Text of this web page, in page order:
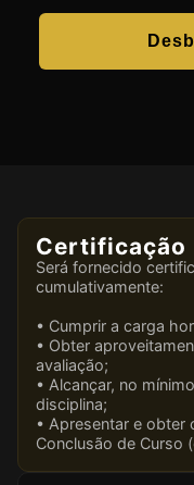
Certificação
Será fornecido
cumulativamente:
• Cumprir a carga
• Obter
avaliação;
• Alcançar, no
disciplina;
• Apresentar e obter
Conclusão de Curso